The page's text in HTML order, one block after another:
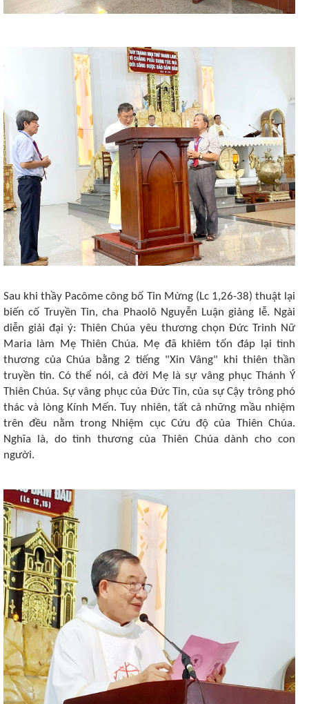
Sau khi thầy Pacôme công bố Tin Mừng (Lc 1,26-38) thuật lại
biến cố Truyền Tin, cha Phaolô Nguyễn Luận giảng lễ. Ngài
diễn giải đại ý: Thiên Chúa yêu thương chọn Đức Trinh Nữ
Maria làm Mẹ Thiên Chúa. Mẹ đã khiêm tốn đáp lại tình
thương của Chúa bằng 2 tiếng "Xin Vâng" khi thiên thần
truyền tin. Có thể nói, cả đời Mẹ là sự vâng phục Thánh Ý
Thiên Chúa. Sự vâng phục của Đức Tin, của sự Cậy trông phó
thác và lòng Kính Mến. Tuy nhiên, tất cả những mầu nhiệm
trên đều nằm trong Nhiệm cục Cứu độ của Thiên Chúa.
Nghĩa là, do tình thương của Thiên Chúa dành cho con
người.